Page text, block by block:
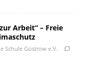
Arbeit“ – Freie
Schule Güstrow e.V.